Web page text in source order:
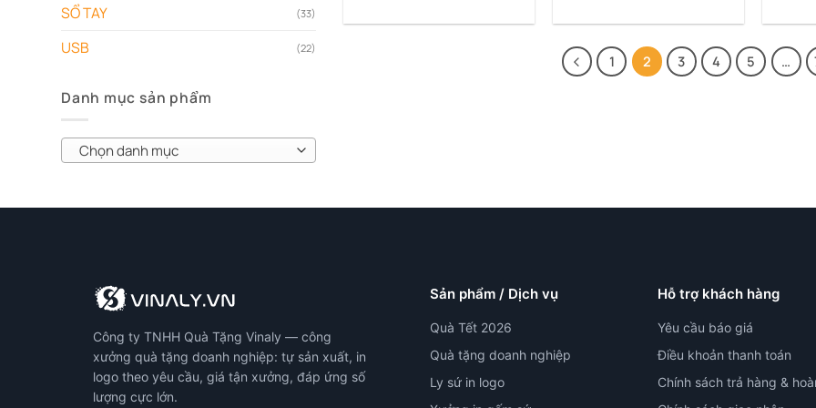
SỔ TAY (33)
USB (22)
Danh mục sản phẩm
Chọn danh mục
1 2 3 4 5 …
Công ty TNHH Quà Tặng Vinaly — công
xưởng quà tặng doanh nghiệp: tự sản xuất, in
logo theo yêu cầu, giá tận xưởng, đáp ứng số
lượng cực lớn.
Sản phẩm / Dịch vụ
Quà Tết 2026
Quà tặng doanh nghiệp
Ly sứ in logo
Hỗ trợ khách hàng
Yêu cầu báo giá
Điều khoản thanh toán
Chính sách trả hàng &